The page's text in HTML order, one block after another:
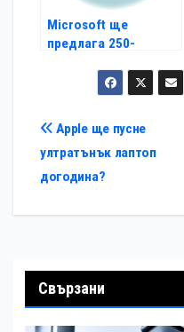
Microsoft ще
предлага 250-
Навигация
Apple ще пусне
ултратънък лаптоп
догодина?
Свързани